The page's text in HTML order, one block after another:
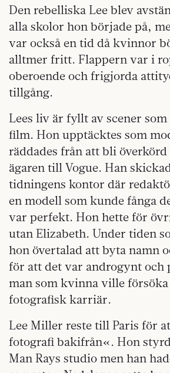
Den rebelliska Lee blev
alla skolor hon började på,
var också en tid då kvinnor
alltmer fritt. Flappern var i
oberoende och frigjorda
tillgång.
Lees liv är fyllt av scener
film. Hon upptäcktes som
räddades från att bli överkörd
ägaren till Vogue. Han
tidningens kontor där
en modell som kunde fånga
var perfekt. Hon hette för
utan Elizabeth. Under tiden
hon övertalad att byta namn
för att det var androgynt och
man som kvinna ville försöka
fotografisk karriär.
Lee Miller reste till Paris för
fotografi bakifrån«. Hon
Man Rays studio men han